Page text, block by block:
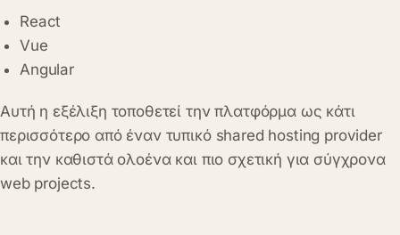
React
Vue
Angular
Αυτή η εξέλιξη τοποθετεί την πλατφόρμα ως κάτι
περισσότερο από έναν τυπικό shared hosting provider
και την καθιστά ολοένα και πιο σχετική για σύγχρονα
web projects.